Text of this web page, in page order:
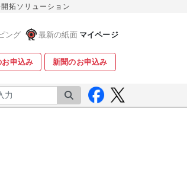
拓ソリューション
ング 最新の紙面 マイページ
お申込み 新聞のお申込み
検索